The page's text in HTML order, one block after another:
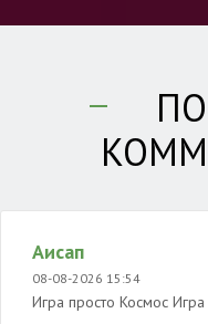
Аисап
08-08-2026 15:54
Игра просто Космос